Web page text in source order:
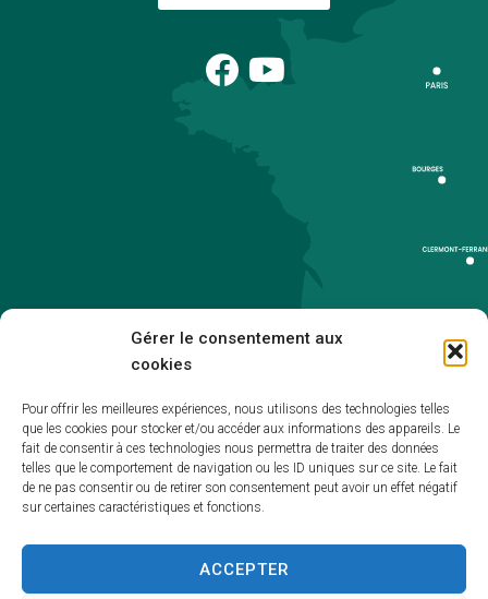
Gérer le consentement aux
cookies
Pour offrir les meilleures expériences, nous utilisons des technologies telles
que les cookies pour stocker et/ou accéder aux informations des appareils. Le
fait de consentir à ces technologies nous permettra de traiter des données
telles que le comportement de navigation ou les ID uniques sur ce site. Le fait
de ne pas consentir ou de retirer son consentement peut avoir un effet négatif
sur certaines caractéristiques et fonctions.
ACCEPTER
Accessibilité